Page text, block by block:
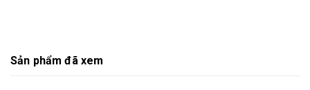
Sản phẩm đã xem